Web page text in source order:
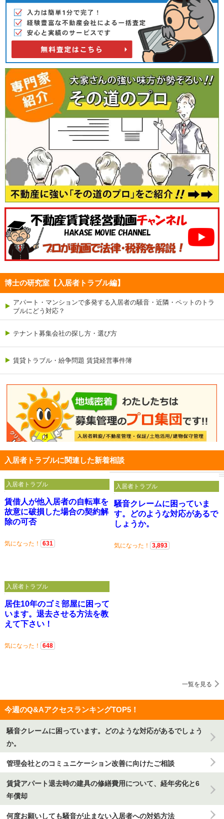
博士の研究室【入居者トラブル編】
アパート・マンションで多発する入居者の騒音・近隣・ペットのトラ
ブルにどう対応？
テナント募集会社の探し方・選び方
賃貸トラブル・紛争問題 賃貸経営事件簿
入居者トラブルに関連した新着相談
賃借人が他入居者の自転車を
故意に破損した場合の契約解
除の可否
気になった！ 631
入居者トラブル
騒音クレームに困っていま
す。どのような対応があるで
しょうか。
気になった！ 3,893
入居者トラブル
居住10年のゴミ部屋に困って
います。退去させる方法を教
えて下さい！
気になった！ 648
入居者トラブル
一覧を見る
今週のQ&AアクセスランキングTOP5！
騒音クレームに困っています。どのような対応があるでしょう
か。
管理会社とのコミュニケーション改善に向けたご相談
賃貸アパート退去時の建具の修繕費用について、経年劣化と6
年償却
何度お願いしても騒音が止まない入居者への対処方法